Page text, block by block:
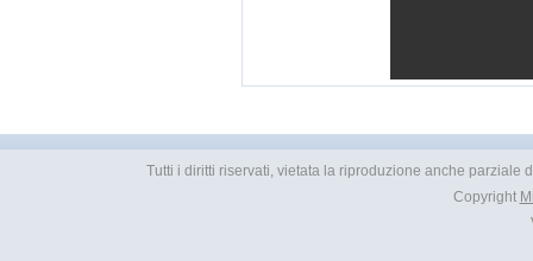
Tutti i diritti riservati, vietata la riproduzione anche parziale
Copyright